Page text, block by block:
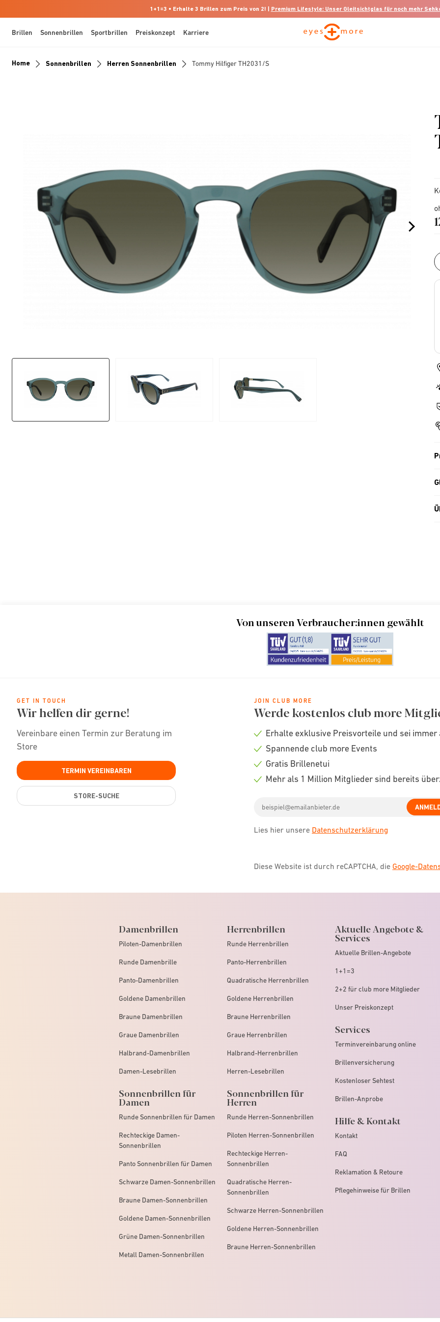
1+1=3 • Erhalte 3 Brillen zum Preis von 2! | Premium Lifestyle: Unser Gleitsichtglas für noch mehr
Brillen Sonnenbrillen Sportbrillen Preiskonzept Karriere
Home Sonnenbrillen Herren Sonnenbrillen Tommy Hilfiger TH2031/S
Von unseren Verbraucher:innen gewählt
GET IN TOUCH
Wir helfen dir gerne!
Vereinbare einen Termin zur Beratung im
Store
TERMIN VEREINBAREN
STORE-SUCHE
JOIN CLUB MORE
Werde kostenlos club more
Check
Erhalte exklusive Preisvorteile und sei
Check
Spannende club more Events
Check
Gratis Brillenetui
Mehr als 1 Million Mitglieder sind bereits
address
Lies hier unsere Datenschutzerklärung
Diese Website ist durch reCAPTCHA, die Google-
Damenbrillen
Piloten-Damenbrillen
Runde Damenbrille
Panto-Damenbrillen
Goldene Damenbrillen
Braune Damenbrillen
Graue Damenbrillen
Halbrand-Damenbrillen
Damen-Lesebrillen
Sonnenbrillen für
Damen
Runde Sonnenbrillen für Damen
Rechteckige Damen-
Sonnenbrillen
Panto Sonnenbrillen für Damen
Schwarze Damen-Sonnenbrillen
Braune Damen-Sonnenbrillen
Goldene Damen-Sonnenbrillen
Grüne Damen-Sonnenbrillen
Metall Damen-Sonnenbrillen
Herrenbrillen
Runde Herrenbrillen
Panto-Herrenbrillen
Quadratische Herrenbrillen
Goldene Herrenbrillen
Braune Herrenbrillen
Graue Herrenbrillen
Halbrand-Herrenbrillen
Herren-Lesebrillen
Sonnenbrillen für
Herren
Runde Herren-Sonnenbrillen
Piloten Herren-Sonnenbrillen
Rechteckige Herren-
Sonnenbrillen
Quadratische Herren-
Sonnenbrillen
Schwarze Herren-Sonnenbrillen
Goldene Herren-Sonnenbrillen
Braune Herren-Sonnenbrillen
Aktuelle Angebote &
Services
Aktuelle Brillen-Angebote
1+1=3
2+2 für club more Mitglieder
Unser Preiskonzept
Services
Terminvereinbarung online
Brillenversicherung
Kostenloser Sehtest
Brillen-Anprobe
Hilfe & Kontakt
Kontakt
FAQ
Reklamation & Retoure
Pflegehinweise für Brillen